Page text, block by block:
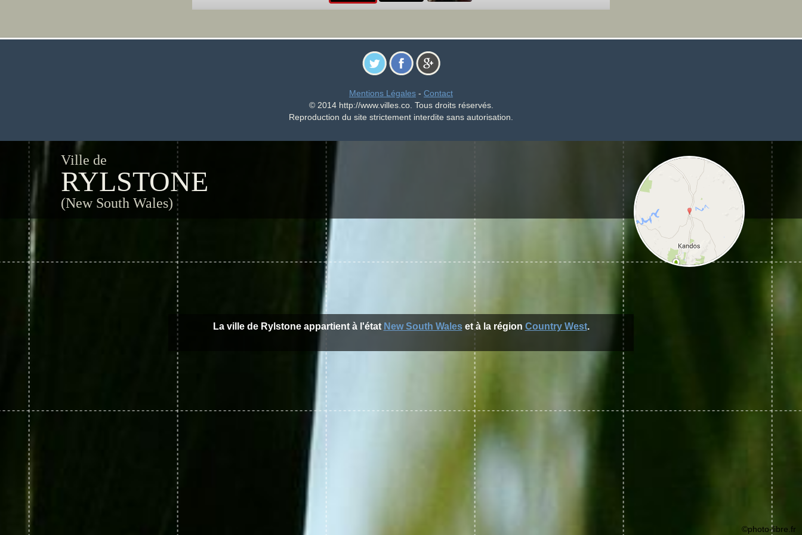
Mentions Légales - Contact
© 2014 http://www.villes.co. Tous droits réservés.
Reproduction du site strictement interdite sans autorisation.
Ville de
RYLSTONE
(New South Wales)
La ville de Rylstone appartient à l'état New South Waleset à la région Country West.
©photo-libre.fr